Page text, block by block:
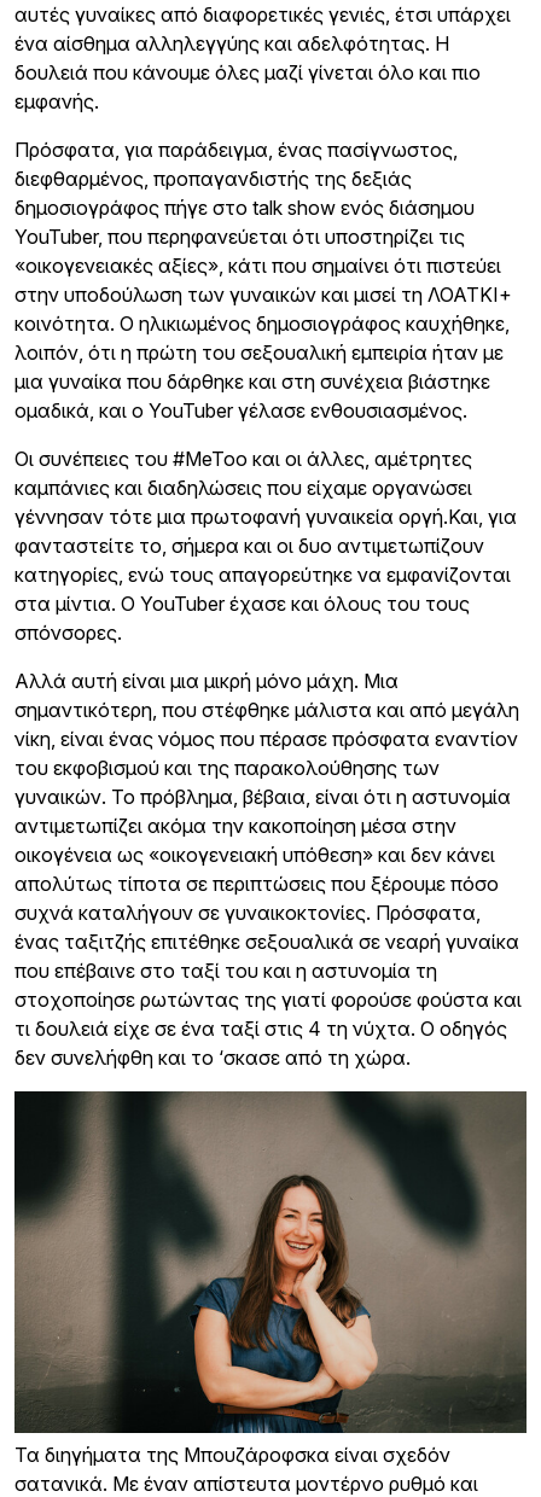
αυτές γυναίκες από διαφορετικές γενιές, έτσι υπάρχει
ένα αίσθημα αλληλεγγύης και αδελφότητας. Η
δουλειά που κάνουμε όλες μαζί γίνεται όλο και πιο
εμφανής.
Πρόσφατα, για παράδειγμα, ένας πασίγνωστος,
διεφθαρμένος, προπαγανδιστής της δεξιάς
δημοσιογράφος πήγε στο talk show ενός διάσημου
YouTuber, που περηφανεύεται ότι υποστηρίζει τις
«οικογενειακές αξίες», κάτι που σημαίνει ότι πιστεύει
στην υποδούλωση των γυναικών και μισεί τη ΛΟΑΤΚΙ+
κοινότητα. Ο ηλικιωμένος δημοσιογράφος καυχήθηκε,
λοιπόν, ότι η πρώτη του σεξουαλική εμπειρία ήταν με
μια γυναίκα που δάρθηκε και στη συνέχεια βιάστηκε
ομαδικά, και ο YouTuber γέλασε ενθουσιασμένος.
Οι συνέπειες του #MeToo και οι άλλες, αμέτρητες
καμπάνιες και διαδηλώσεις που είχαμε οργανώσει
γέννησαν τότε μια πρωτοφανή γυναικεία οργή.Και, για
φανταστείτε το, σήμερα και οι δυο αντιμετωπίζουν
κατηγορίες, ενώ τους απαγoρεύτηκε να εμφανίζονται
στα μίντια. Ο YouTuber έχασε και όλους του τους
σπόνσορες.
Αλλά αυτή είναι μια μικρή μόνο μάχη. Μια
σημαντικότερη, που στέφθηκε μάλιστα και από μεγάλη
νίκη, είναι ένας νόμος που πέρασε πρόσφατα εναντίον
του εκφοβισμού και της παρακολούθησης των
γυναικών. Το πρόβλημα, βέβαια, είναι ότι η αστυνομία
αντιμετωπίζει ακόμα την κακοποίηση μέσα στην
οικογένεια ως «οικογενειακή υπόθεση» και δεν κάνει
απολύτως τίποτα σε περιπτώσεις που ξέρουμε πόσο
συχνά καταλήγουν σε γυναικοκτονίες. Πρόσφατα,
ένας ταξιτζής επιτέθηκε σεξουαλικά σε νεαρή γυναίκα
που επέβαινε στο ταξί του και η αστυνομία τη
στοχοποίησε ρωτώντας της γιατί φορούσε φούστα και
τι δουλειά είχε σε ένα ταξί στις 4 τη νύχτα. Ο οδηγός
δεν συνελήφθη και το ‘σκασε από τη χώρα.
Τα διηγήματα της Μπουζάροφσκα είναι σχεδόν
σατανικά. Με έναν απίστευτα μοντέρνο ρυθμό και